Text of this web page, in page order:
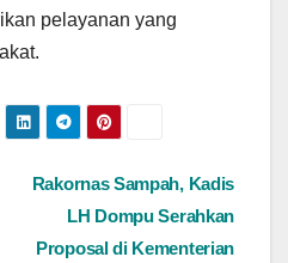
pelayanan yang
Rakornas Sampah, Kadis
LH Dompu Serahkan
Proposal di Kementerian